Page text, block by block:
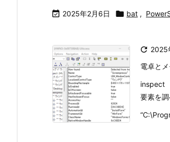
 2025年2月6日  bat ,
 2025
電卓と
inspect
要素を